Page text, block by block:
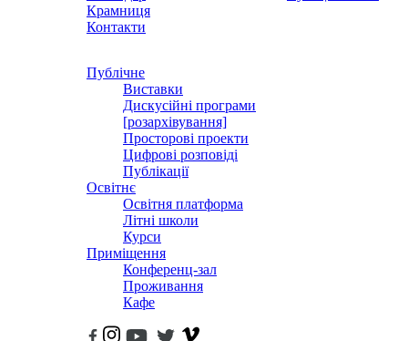
Крамниця
Контакти
Публічне
Виставки
Дискусійні програми
[розархівування]
Просторові проекти
Цифрові розповіді
Публікації
Освітнє
Освітня платформа
Літні школи
Курси
Приміщення
Конференц-зал
Проживання
Кафе